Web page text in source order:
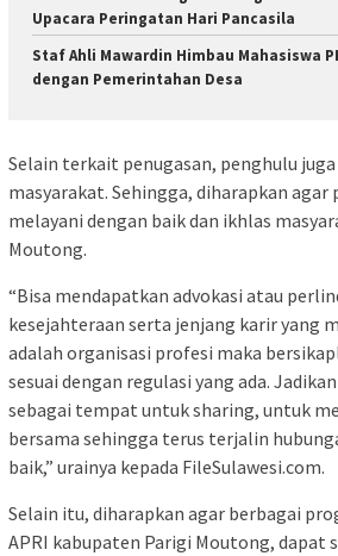
Upacara Peringatan Hari Pancasila
Staf Ahli Mawardin Himbau Mahasiswa
dengan Pemerintahan Desa
Selain terkait penugasan, penghulu
masyarakat. Sehingga, diharapkan agar
melayani dengan baik dan ikhlas
Moutong.
“Bisa mendapatkan advokasi atau
kesejahteraan serta jenjang karir yang
adalah organisasi profesi maka
sesuai dengan regulasi yang ada.
sebagai tempat untuk sharing, untuk
bersama sehingga terus terjalin
baik,” urainya kepada FileSulawesi.com.
Selain itu, diharapkan agar berbagai
APRI kabupaten Parigi Moutong, dapat